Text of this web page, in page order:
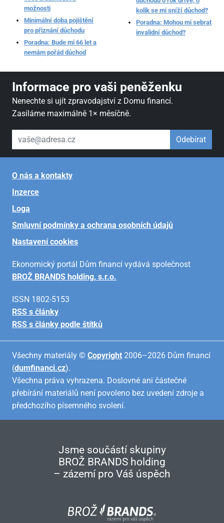
možnosti
Minimální doba pojištění
pro přiznání důchodu
Poradna: Bude mi 66 let a
nemám pořád důchod
kolik se mi sníží důchod?
Poradna: Mohou mi sebrat
invalidní důchod?
Informace pro vaši peněženku
Nenechte si ujít zpravodajství z Domu financí.
Zasíláme maximálně 1× měsíčně.
váš email Odebírat
O nás a kontakty
Inzerce
Loga
Smluvní podmínky a ochrana osobních údajů
Nastavení cookies
Ekonomický portál Dům financí vydává společnost
BROŽ BRANDS holding, s.r.o.
ISSN 1802-5153
RSS s články
RSS s články podle štítků
Všechny materiály © Copyright 2006–2026 Dům financí
(dumfinanci.cz).
Všechna práva vyhrazena. Doslovné ani částečné
přebírání materiálů není povoleno bez uvedení zdroje a
předchozího písemného svolení.
Jsme součástí skupiny
BROŽ BRANDS holding
– zázemí pro Váš úspěch